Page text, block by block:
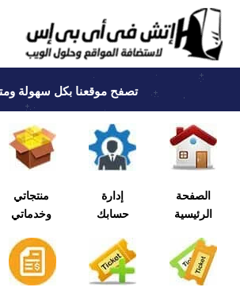
تصفح موقعنا بكل سهولة
الصفحة
الرئيسية
إدارة
حسابك
منتجاتي
وخدماتي